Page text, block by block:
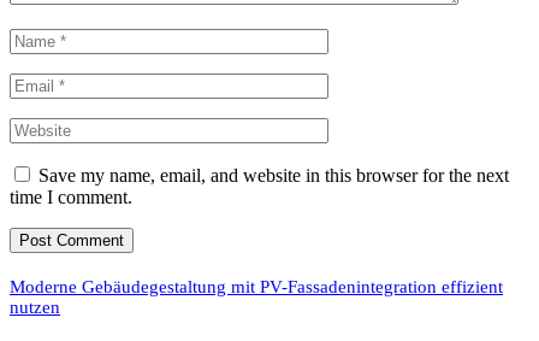
Save my name, email, and website in this browser for the next
time I comment.
Moderne Gebäudegestaltung mit PV-Fassadenintegration effizient
nutzen